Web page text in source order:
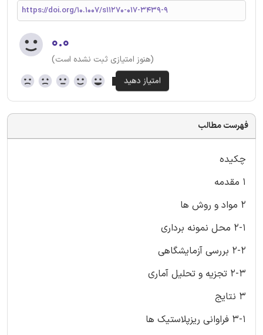
https://doi.org/10.1007/s11270-017-3439-9
۰.۰
(هنوز امتیازی ثبت نشده است)
فهرست مطالب
چکیده
1 مقدمه
2 مواد و روش ها
2-1 محل نمونه برداری
2-2 بررسی آزمایشگاهی
2-3 تجزیه و تحلیل آماری
3 نتایج
3-1 فراوانی ریزپلاستیک ها